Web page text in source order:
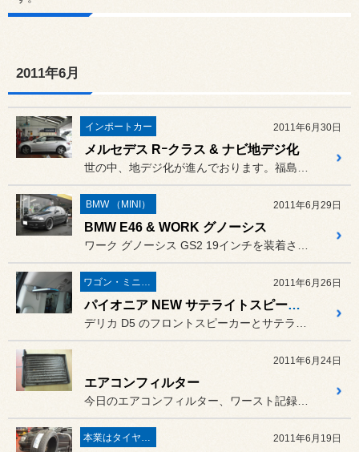
2011年6月
インポートカー 2011年6月30日
メルセデス Rｰクラス & ナビ地デジ化
BMW （MINI） 2011年6月29日
BMW E46 & WORK グノーシス
2011年6月26日
パイオニア NEW サテライトスピーカー ＆ スピーカー
2011年6月24日
エアコンフィルター
2011年6月19日